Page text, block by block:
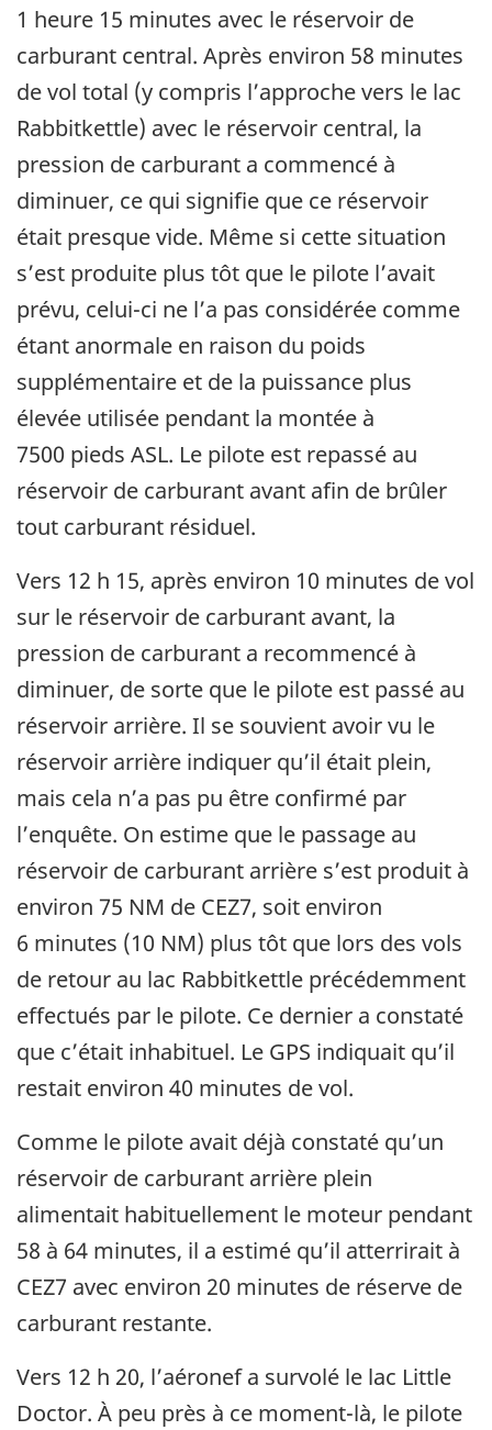
1 heure 15 minutes avec le réservoir de
carburant central. Après environ 58 minutes
de vol total (y compris l’approche vers le lac
Rabbitkettle) avec le réservoir central, la
pression de carburant a commencé à
diminuer, ce qui signifie que ce réservoir
était presque vide. Même si cette situation
s’est produite plus tôt que le pilote l’avait
prévu, celui-ci ne l’a pas considérée comme
étant anormale en raison du poids
supplémentaire et de la puissance plus
élevée utilisée pendant la montée à
7500 pieds ASL. Le pilote est repassé au
réservoir de carburant avant afin de brûler
tout carburant résiduel.
Vers 12 h 15, après environ 10 minutes de vol
sur le réservoir de carburant avant, la
pression de carburant a recommencé à
diminuer, de sorte que le pilote est passé au
réservoir arrière. Il se souvient avoir vu le
réservoir arrière indiquer qu’il était plein,
mais cela n’a pas pu être confirmé par
l’enquête. On estime que le passage au
réservoir de carburant arrière s’est produit à
environ 75 NM de CEZ7, soit environ
6 minutes (10 NM) plus tôt que lors des vols
de retour au lac Rabbitkettle précédemment
effectués par le pilote. Ce dernier a constaté
que c’était inhabituel. Le GPS indiquait qu’il
restait environ 40 minutes de vol.
Comme le pilote avait déjà constaté qu’un
réservoir de carburant arrière plein
alimentait habituellement le moteur pendant
58 à 64 minutes, il a estimé qu’il atterrirait à
CEZ7 avec environ 20 minutes de réserve de
carburant restante.
Vers 12 h 20, l’aéronef a survolé le lac Little
Doctor. À peu près à ce moment-là, le pilote